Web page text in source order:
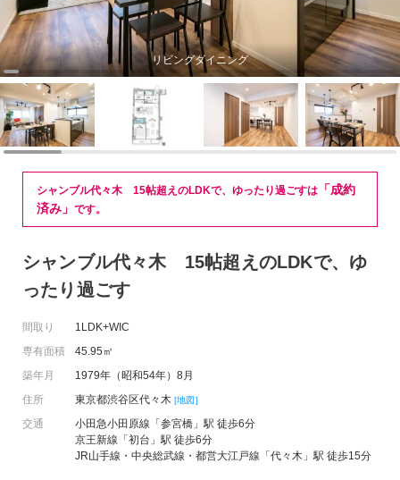
リビングダイニング
シャンブル代々木 15帖超えのLDKで、ゆったり過ごすは 「成約
済み」 です。
シャンブル代々木 15帖超えのLDKで、ゆ
ったり過ごす
間取り
1LDK+WIC
専有面積
45.95㎡
築年月
1979年（昭和54年）8月
住所
東京都渋谷区代々木 [地図]
交通
小田急小田原線「参宮橋」駅 徒歩6分
京王新線「初台」駅 徒歩6分
JR山手線・中央総武線・都営大江戸線「代々木」駅 徒歩15分